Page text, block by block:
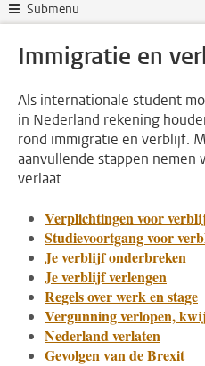
Submenu
Immigratie en
Als internationale student
in Nederland rekening
rond immigratie en verblijf.
aanvullende stappen nemen
verlaat.
Verplichtingen voor
Studievoortgang voor
Je verblijf onderbreken
Je verblijf verlengen
Regels over werk en stage
Vergunning verlopen,
Nederland verlaten
Gevolgen van de Brexit